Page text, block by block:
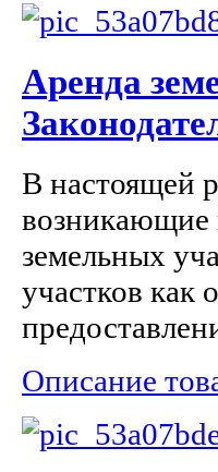
Аренда
В настоящей
возникающие
земельных
участков как
Описание